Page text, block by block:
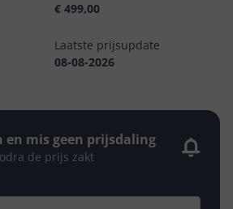
€ 499,00
Laatste prijsupdate
08-08-2026
en mis geen prijsdaling
de prijs zakt